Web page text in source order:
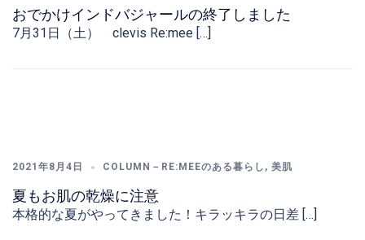
おでかけインドバジャールの終了しました
7月31日（土） clevis Re:mee […]
2021年8月4日 COLUMN－RE:MEEのある暮らし , 美肌
夏もお肌の乾燥に注意
本格的な夏がやってきました！キラッキラの日差 […]